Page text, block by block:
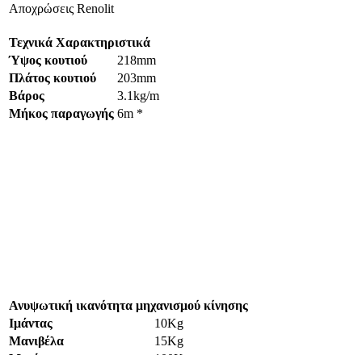
Αποχρώσεις Renolit
Τεχνικά Χαρακτηριστικά
Ύψος κουτιού
218mm
Πλάτος κουτιού
203mm
Βάρος
3.1kg/m
Μήκος παραγωγής 6m *
Ανυψωτική ικανότητα μηχανισμού κίνησης
Ιμάντας
10Kg
Μανιβέλα
15Kg